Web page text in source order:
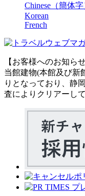
Chinese（簡体字
Korean
French
【お客様へのお知らせ
当館建物(本館及び新
りとなっており、静
査によりクリアーし